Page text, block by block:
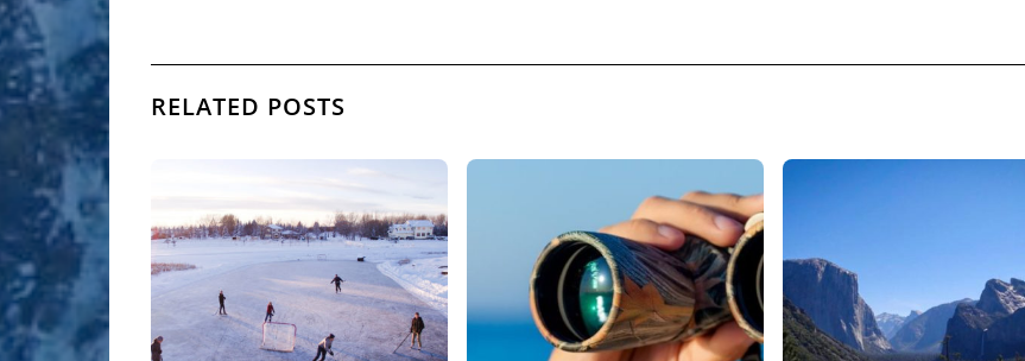
RELATED POSTS